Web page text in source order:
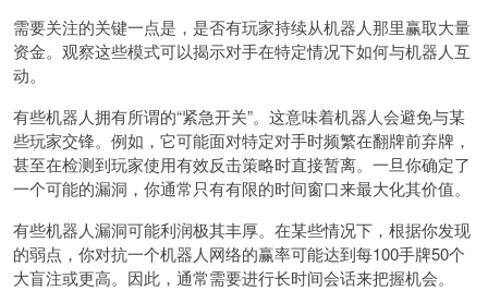
需要关注的关键一点是，是否有玩家持续从机器人那里赢取大量
资金。观察这些模式可以揭示对手在特定情况下如何与机器人互
动。
有些机器人拥有所谓的“紧急开关”。这意味着机器人会避免与某
些玩家交锋。例如，它可能面对特定对手时频繁在翻牌前弃牌，
甚至在检测到玩家使用有效反击策略时直接暂离。一旦你确定了
一个可能的漏洞，你通常只有有限的时间窗口来最大化其价值。
有些机器人漏洞可能利润极其丰厚。在某些情况下，根据你发现
的弱点，你对抗一个机器人网络的赢率可能达到每100手牌50个
大盲注或更高。因此，通常需要进行长时间会话来把握机会。